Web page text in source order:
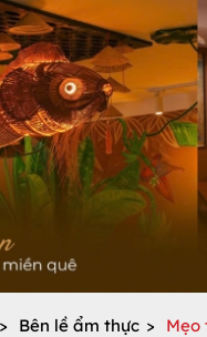
> Bên lề ẩm thực > Mẹo